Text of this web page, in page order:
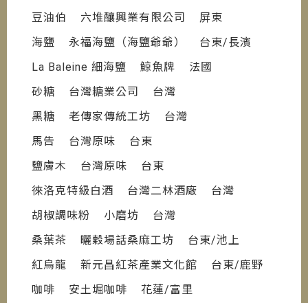
豆油伯 六堆釀興業有限公司 屏東
海鹽 永福海鹽（海鹽爺爺） 台東/長濱
La Baleine 細海鹽 鯨魚牌 法國
砂糖 台灣糖業公司 台灣
黑糖 老傳家傳統工坊 台灣
馬告 台灣原味 台東
鹽膚木 台灣原味 台東
徠洛克特級白酒 台灣二林酒廠 台灣
胡椒調味粉 小磨坊 台灣
桑葉茶 曬穀場話桑麻工坊 台東/池上
紅烏龍 新元昌紅茶產業文化館 台東/鹿野
咖啡 安土堀咖啡 花蓮/富里